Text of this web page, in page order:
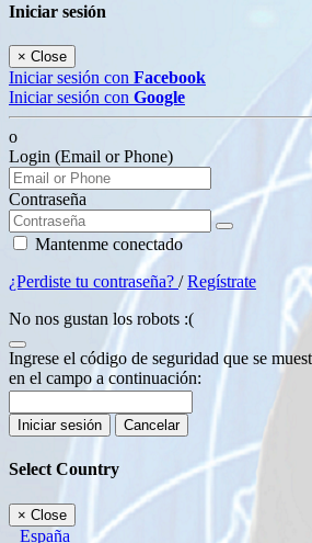
Iniciar sesión
× Close
Iniciar sesión con Facebook
Iniciar sesión con Google
o
Login (Email or Phone)
Contraseña
Mantenme conectado
¿Perdiste tu contraseña? /Regístrate
No nos gustan los robots :(
Ingrese el código de seguridad que se
en el campo a continuación:
Iniciar sesión Cancelar
Select Country
× Close
España